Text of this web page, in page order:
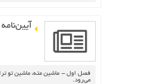
فصل‌ اول‌ - ماشين‌ مته‌، ماشين‌ تو
مي‌رود.